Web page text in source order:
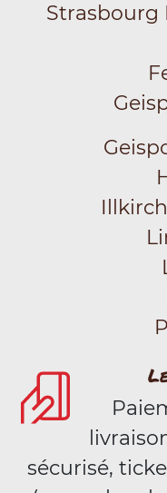
Strasbourg
sécurisé,